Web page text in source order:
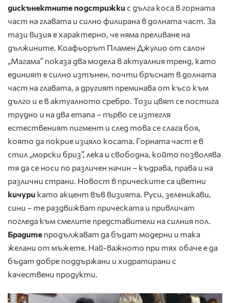
дискънектните подстрижкис дълга коса в горната
част на главата и силно филирана в долната част. За
тази визия е характерно, че няма преливане на
дължините. Коафьорът Пламен Джулио от салон
„Магама” показа два модела в актуалния тренд, като
единият е силно изтънен, почти бръснат в долната
част на главата, а другият преминава от късо към
дълго и е в актуалното сребро. Този цвят се постига
трудно и на два етапа – първо се изтегля
естественият пигмент и след това се слага боя,
която да покрие изцяло косата. Горната част е в
стил „морски бриз”, лека и свободна, който позволява
тя да се носи по различен начин – къдрава, права и на
различни страни. Новост в прическите са цветни
кичури като акцент във визията. Руси, зеленикави,
сини – те раздвижват прическата и привличат
погледа към смелите представители на силния пол.
Брадите продължават да бъдат модерни и така
желани от мъжете. Най-важното при тях обаче е да
бъдат добре поддържани и хидратирани с
качествени продукти.